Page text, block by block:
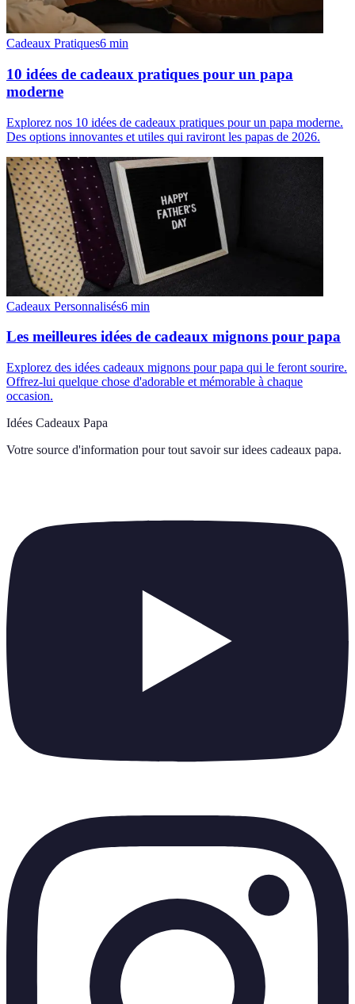
Cadeaux Pratiques6 min
10 idées de cadeaux pratiques pour un papa
moderne
Explorez nos 10 idées de cadeaux pratiques pour un papa moderne.
Des options innovantes et utiles qui raviront les papas de 2026.
Cadeaux Personnalisés6 min
Les meilleures idées de cadeaux mignons pour papa
Explorez des idées cadeaux mignons pour papa qui le feront sourire.
Offrez-lui quelque chose d'adorable et mémorable à chaque
occasion.
Idées Cadeaux Papa
Votre source d'information pour tout savoir sur idees cadeaux papa.